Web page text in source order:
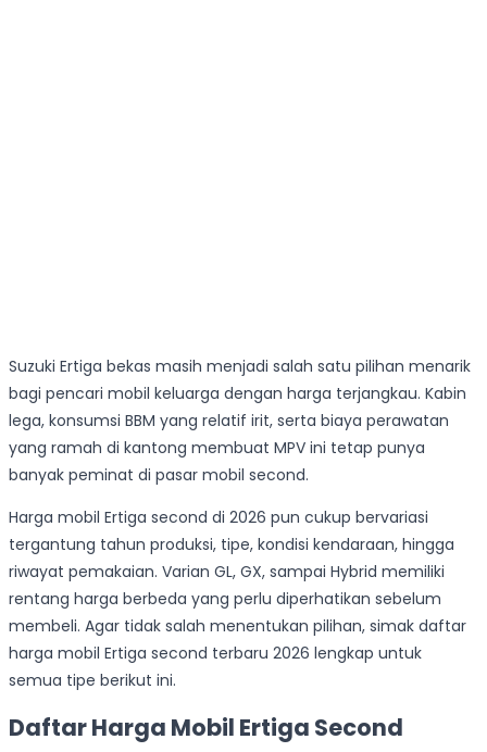
Suzuki Ertiga bekas masih menjadi salah satu pilihan menarik
bagi pencari mobil keluarga dengan harga terjangkau. Kabin
lega, konsumsi BBM yang relatif irit, serta biaya perawatan
yang ramah di kantong membuat MPV ini tetap punya
banyak peminat di pasar mobil second.
Harga mobil Ertiga second di 2026 pun cukup bervariasi
tergantung tahun produksi, tipe, kondisi kendaraan, hingga
riwayat pemakaian. Varian GL, GX, sampai Hybrid memiliki
rentang harga berbeda yang perlu diperhatikan sebelum
membeli. Agar tidak salah menentukan pilihan, simak daftar
harga mobil Ertiga second terbaru 2026 lengkap untuk
semua tipe berikut ini.
Daftar Harga Mobil Ertiga Second